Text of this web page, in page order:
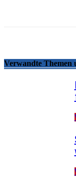
Verwandte Themen